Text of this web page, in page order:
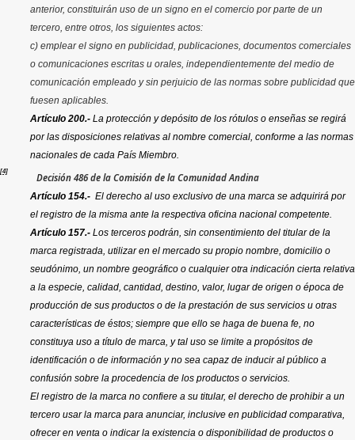
anterior, constituirán uso de un signo en el comercio por parte de un
tercero, entre otros, los siguientes actos:
c) emplear el signo en publicidad, publicaciones, documentos comerciales
o comunicaciones escritas u orales, independientemente del medio de
comunicación empleado y sin perjuicio de las normas sobre publicidad que
fuesen aplicables.
Artículo 200.-La protección y depósito de los rótulos o enseñas se regirá
por las disposiciones relativas al nombre comercial, conforme a las normas
nacionales de cada País Miembro.
[4] Decisión 486 de la Comisión de la Comunidad Andina
Artículo 154.- El derecho al uso exclusivo de una marca se adquirirá por
el registro de la misma ante la respectiva oficina nacional competente.
Artículo 157.-Los terceros podrán, sin consentimiento del titular de la
marca registrada, utilizar en el mercado su propio nombre, domicilio o
seudónimo, un nombre geográfico o cualquier otra indicación cierta relativa
a la especie, calidad, cantidad, destino, valor, lugar de origen o época de
producción de sus productos o de la prestación de sus servicios u otras
características de éstos; siempre que ello se haga de buena fe, no
constituya uso a título de marca, y tal uso se limite a propósitos de
identificación o de información y no sea capaz de inducir al público a
confusión sobre la procedencia de los productos o servicios.
El registro de la marca no confiere a su titular, el derecho de prohibir a un
tercero usar la marca para anunciar, inclusive en publicidad comparativa,
ofrecer en venta o indicar la existencia o disponibilidad de productos o